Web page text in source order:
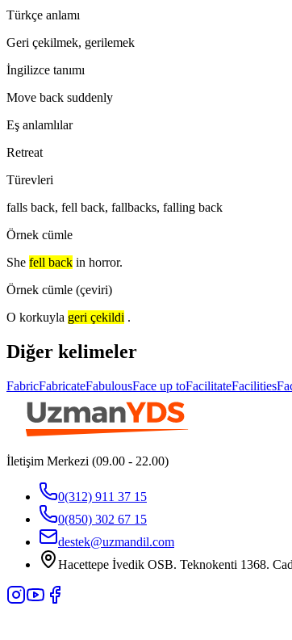
Türkçe anlamı
Geri çekilmek, gerilemek
İngilizce tanımı
Move back suddenly
Eş anlamlılar
Retreat
Türevleri
falls back, fell back, fallbacks, falling back
Örnek cümle
She fell back in horror.
Örnek cümle (çeviri)
O korkuyla geri çekildi .
Diğer kelimeler
FabricFabricateFabulousFace up toFacilitateFacilities
İletişim Merkezi (09.00 - 22.00)
0(312) 911 37 15
0(850) 302 67 15
destek@uzmandil.com
Hacettepe İvedik OSB. Teknokenti 1368.